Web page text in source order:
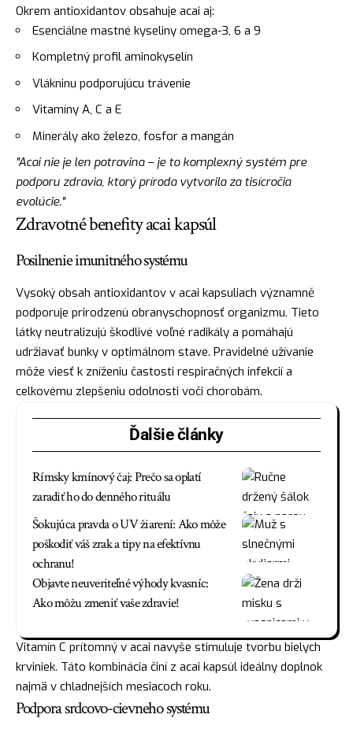
Okrem antioxidantov obsahuje acai aj:
Esenciálne mastné kyseliny omega-3, 6 a 9
Kompletný profil aminokyselín
Vlákninu podporujúcu trávenie
Vitamíny A, C a E
Minerály ako železo, fosfor a mangán
"Acai nie je len potravina – je to komplexný systém pre
podporu zdravia, ktorý príroda vytvorila za tisícročia
evolúcie."
Zdravotné benefity acai kapsúl
Posilnenie imunitného systému
Vysoký obsah antioxidantov v acai kapsuliach významně
podporuje prirodzenú obranyschopnosť organizmu. Tieto
látky neutralizujú škodlivé voľné radikály a pomáhajú
udržiavať bunky v optimálnom stave. Pravidelné užívanie
môže viesť k zníženiu častosti respiračných infekcií a
celkovému zlepšeniu odolnosti voči chorobám.
Ďalšie články
Rímsky kmínový čaj: Prečo sa oplatí
zaradiť ho do denného rituálu
Šokujúca pravda o UV žiarení: Ako môže
poškodiť váš zrak a tipy na efektívnu
ochranu!
Objavte neuveriteľné výhody kvasníc:
Ako môžu zmeniť vaše zdravie!
Vitamín C prítomný v acai navyše stimuluje tvorbu bielych
krviniek. Táto kombinácia činí z acai kapsúl ideálny doplnok
najmä v chladnejších mesiacoch roku.
Podpora srdcovo-cievneho systému